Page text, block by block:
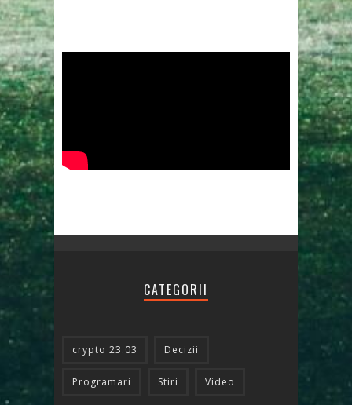
CATEGORII
crypto 23.03 Decizii
Programari Stiri Video